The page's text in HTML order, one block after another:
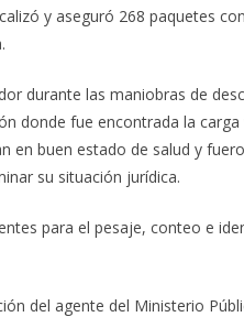
y aseguró 268 paquetes
durante las maniobras de
donde fue encontrada la
en buen estado de salud y
su situación jurídica.
para el pesaje, conteo e
del agente del Ministerio